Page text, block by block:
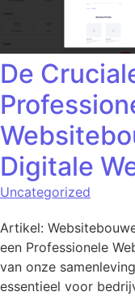
De
Digitale
Uncategorized
Artikel:
een Professionele
van onze
essentieel voor